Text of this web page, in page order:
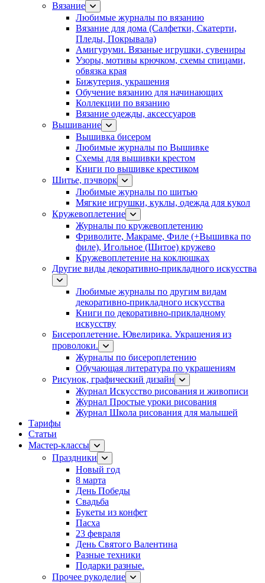
Вязание
Любимые журналы по вязанию
Вязание для дома (Салфетки, Скатерти,
Пледы, Покрывала)
Амигуруми. Вязаные игрушки, сувениры
Узоры, мотивы крючком, схемы спицами,
обвязка края
Бижутерия, украшения
Обучение вязанию для начинающих
Коллекции по вязанию
Вязание одежды, аксессуаров
Вышивание
Вышивка бисером
Любимые журналы по Вышивке
Схемы для вышивки крестом
Книги по вышивке крестиком
Шитье, пэчворк
Любимые журналы по шитью
Мягкие игрушки, куклы, одежда для кукол
Кружевоплетение
Журналы по кружевоплетению
Фриволите, Макраме, Филе (+Вышивка по
филе), Игольное (Шитое) кружево
Кружевоплетение на коклюшках
Другие виды декоративно-прикладного искусства
Любимые журналы по другим видам
декоративно-прикладного искусства
Книги по декоративно-прикладному
искусству
Бисероплетение. Ювелирика. Украшения из
проволоки.
Журналы по бисероплетению
Обучающая литература по украшениям
Рисунок, графический дизайн
Журнал Искусство рисования и живописи
Журнал Простые уроки рисования
Журнал Школа рисования для малышей
Тарифы
Статьи
Мастер-классы
Праздники
Новый год
8 марта
День Победы
Свадьба
Букеты из конфет
Пасха
23 февраля
День Святого Валентина
Разные техники
Подарки разные.
Прочее рукоделие